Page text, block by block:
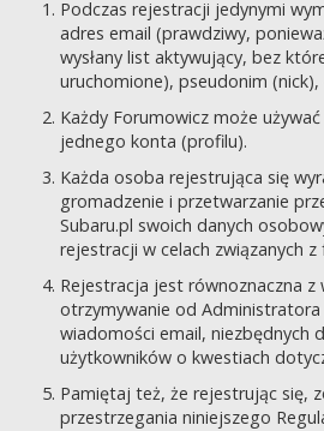
Podczas rejestracji jedynymi
adres email (prawdziwy,
wysłany list aktywujący, bez
uruchomione), pseudonim (nick),
Każdy Forumowicz może używać
jednego konta (profilu).
Każda osoba rejestrująca się
gromadzenie i przetwarzanie
Subaru.pl swoich danych
rejestracji w celach związanych
Rejestracja jest równoznaczna z
otrzymywanie od
wiadomości email, niezbędnych
użytkowników o kwestiach
Pamiętaj też, że rejestrując się,
przestrzegania niniejszego